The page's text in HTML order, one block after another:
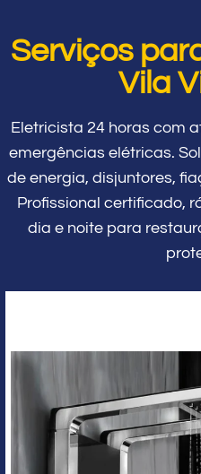
Serviços
Vila
Eletricista 24 horas com
emergências elétricas.
de energia, disjuntores,
Profissional certificado,
dia e noite para